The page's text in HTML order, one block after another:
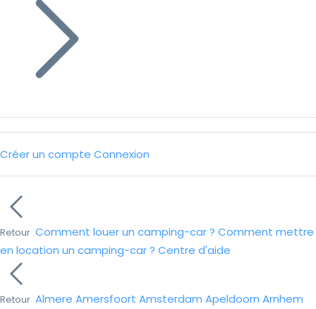
Créer un compte Connexion
Retour Comment louer un camping-car ? Comment mettre
en location un camping-car ? Centre d'aide
Retour Almere Amersfoort Amsterdam Apeldoorn Arnhem